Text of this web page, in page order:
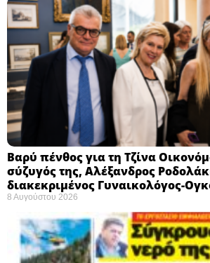
Βαρύ πένθος για τη Τζίνα
σύζυγός της, Αλέξανδρος
διακεκριμένος Γυναικολόγος-
8 Αυγούστου 2026